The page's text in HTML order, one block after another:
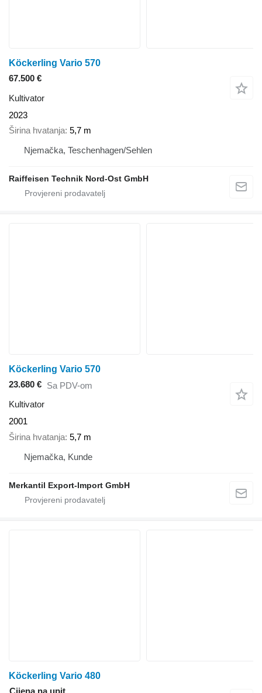
Köckerling Vario 570
67.500 €
Kultivator
2023
Širina hvatanja 5,7 m
Njemačka, Teschenhagen/Sehlen
Raiffeisen Technik Nord-Ost GmbH
Köckerling Vario 570
23.680 € Sa PDV-om
Kultivator
2001
Širina hvatanja 5,7 m
Njemačka, Kunde
Merkantil Export-Import GmbH
Köckerling Vario 480
Cijena na upit